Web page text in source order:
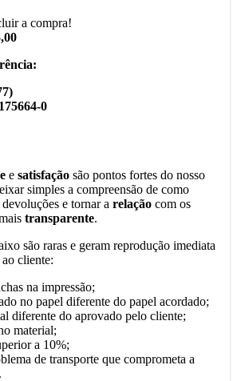
a compra!
0
e satisfação são pontos fortes do nosso
simples a compreensão de como
e tornar a relação com os
transparente.
são raras e geram reprodução imediata
cliente:
na impressão;
no papel diferente do papel acordado;
diferente do aprovado pelo cliente;
material;
a 10%;
de transporte que comprometa a